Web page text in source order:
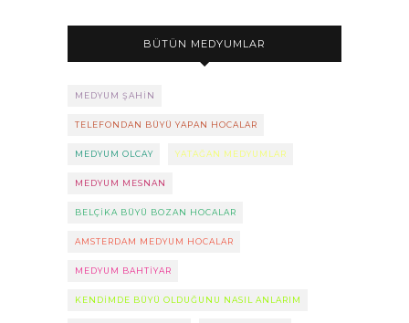
BÜTÜN MEDYUMLAR
MEDYUM ŞAHIN
TELEFONDAN BÜYÜ YAPAN HOCALAR
MEDYUM OLCAY YATAĞAN MEDYUMLAR
MEDYUM MESNAN
BELÇIKA BÜYÜ BOZAN HOCALAR
AMSTERDAM MEDYUM HOCALAR
MEDYUM BAHTIYAR
KENDIMDE BÜYÜ OLDUĞUNU NASIL ANLARIM